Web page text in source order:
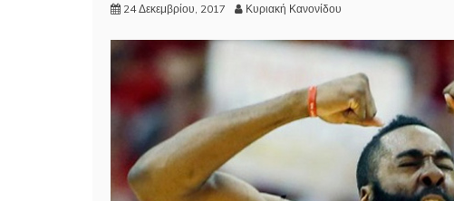
24 Δεκεμβρίου, 2017 Κυριακή Κανονίδου